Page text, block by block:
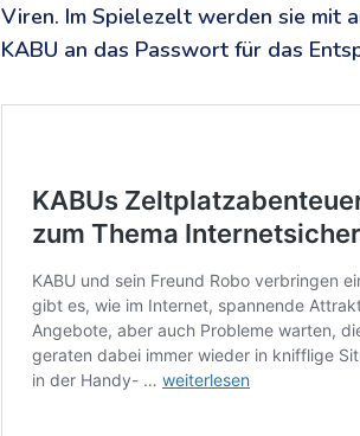
Viren. Im Spielezelt werden sie mit
KABU an das Passwort für das